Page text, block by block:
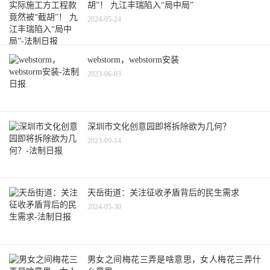
胡”！ 九江丰瑞陷入“局中局”
2024-05-24
webstorm，webstorm安装
2023-06-03
深圳市文化创意园即将拆除欲为几何？
2023-09-14
天岳街道：关注征收矛盾背后的民生需求
2024-05-30
男女之间梅花三弄是啥意思，女人梅花三弄什